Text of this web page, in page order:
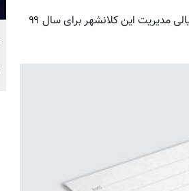
نایب رئیس شورای اسلامی کلانشهر اراک گفت: بودجه ۶ هزار و ۸۰۰ میلیارد ریالی مدیریت این کلانشهر برای سال ۹۹
لاریجانی به رد صلاحیت